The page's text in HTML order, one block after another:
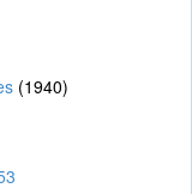
(1940)